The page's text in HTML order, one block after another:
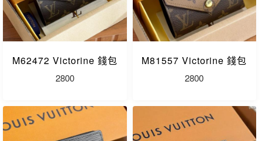
M62472 Victorine 錢包
2800
M81557 Victorine 錢包
2800